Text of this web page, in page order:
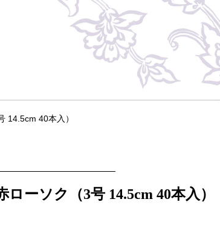
14.5cm 40本入）
ローソク（3号 14.5cm 40本入）